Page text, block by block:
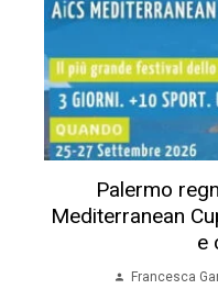
Palermo
Mediterranean
e
Francesca